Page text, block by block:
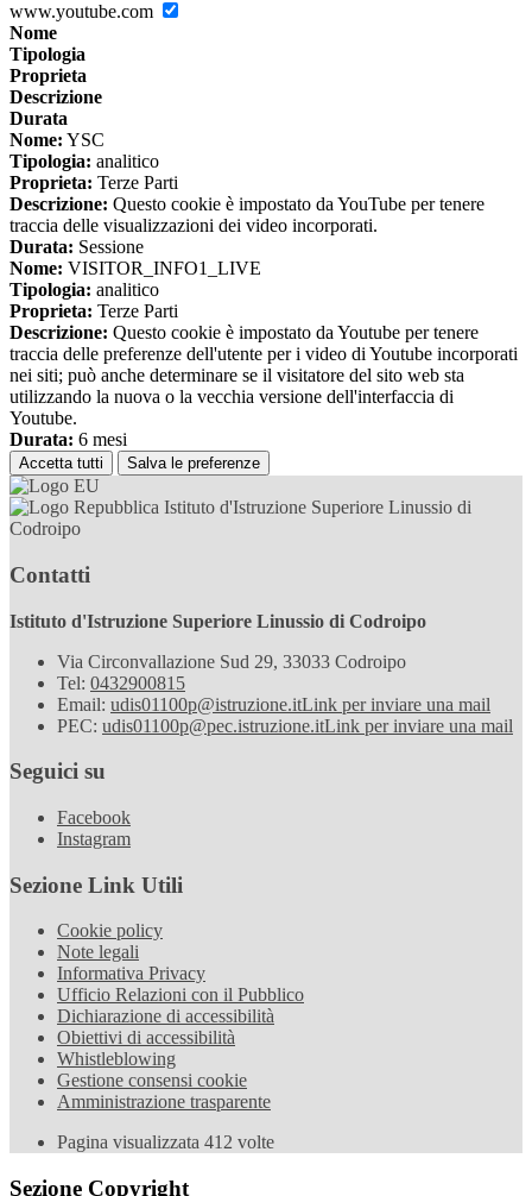
www.youtube.com
Nome
Tipologia
Proprieta
Descrizione
Durata
Nome: YSC
Tipologia: analitico
Proprieta: Terze Parti
Descrizione: Questo cookie è impostato da YouTube per tenere
traccia delle visualizzazioni dei video incorporati.
Durata: Sessione
Nome: VISITOR_INFO1_LIVE
Tipologia: analitico
Proprieta: Terze Parti
Descrizione: Questo cookie è impostato da Youtube per tenere
traccia delle preferenze dell'utente per i video di Youtube incorporati
nei siti; può anche determinare se il visitatore del sito web sta
utilizzando la nuova o la vecchia versione dell'interfaccia di
Youtube.
Durata: 6 mesi
Accetta tutti Salva le preferenze
Istituto d'Istruzione Superiore Linussio di
Codroipo
Contatti
Istituto d'Istruzione Superiore Linussio di Codroipo
Via Circonvallazione Sud 29, 33033 Codroipo
Tel: 0432900815
Email: udis01100p@istruzione.itLink per inviare una mail
PEC: udis01100p@pec.istruzione.itLink per inviare una mail
Seguici su
Facebook
Instagram
Sezione Link Utili
Cookie policy
Note legali
Informativa Privacy
Ufficio Relazioni con il Pubblico
Dichiarazione di accessibilità
Obiettivi di accessibilità
Whistleblowing
Gestione consensi cookie
Amministrazione trasparente
Pagina visualizzata 412 volte
Sezione Copyright